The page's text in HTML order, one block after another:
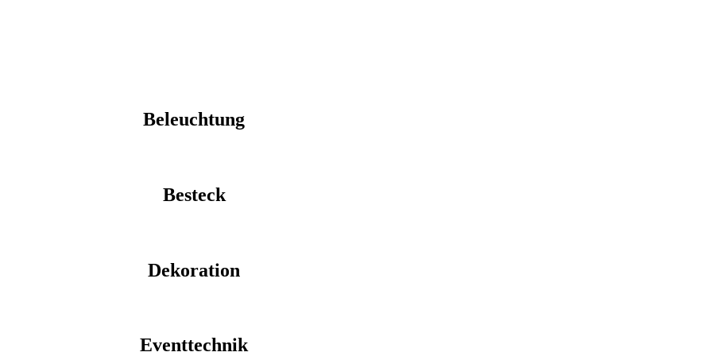
Beleuchtung
Besteck
Dekoration
Eventtechnik